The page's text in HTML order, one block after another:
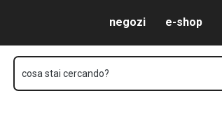
negozi e-shop
cosa stai cercando?